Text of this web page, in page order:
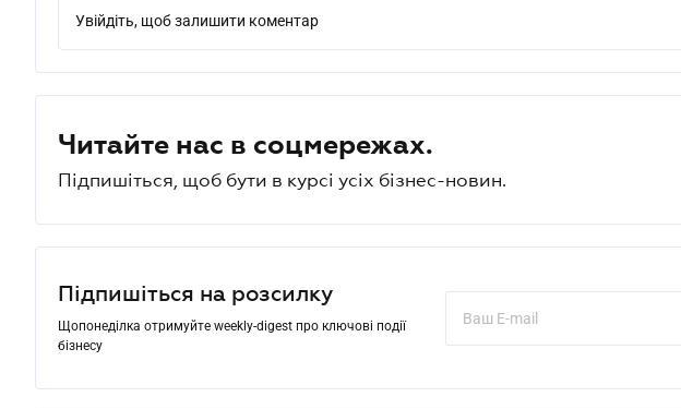
Увійдіть, щоб залишити коментар
Читайте нас в соцмережах.
Підпишіться, щоб бути в курсі усіх бізнес-новин.
Підпишіться на розсилку
Щопонеділка отримуйте weekly-digest про ключові події
бізнесу